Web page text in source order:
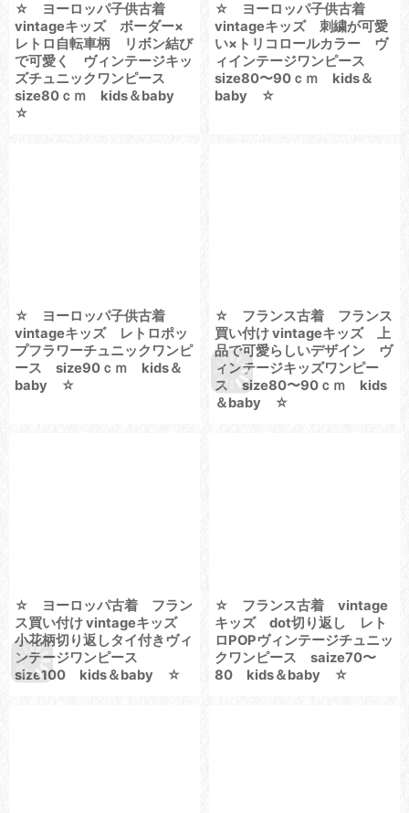
☆ ヨーロッパ子供古着
vintageキッズ ボーダー×
レトロ自転車柄 リボン結び
で可愛く ヴィンテージキッ
ズチュニックワンピース
size80ｃｍ kids＆baby
☆
☆ ヨーロッパ子供古着
vintageキッズ 刺繍が可愛
い×トリコロールカラー ヴ
ィインテージワンピース
size80〜90ｃｍ kids＆
baby ☆
☆ ヨーロッパ子供古着
vintageキッズ レトロポッ
プフラワーチュニックワンピ
ース size90ｃｍ kids＆
baby ☆
☆ フランス古着 フランス
買い付け vintageキッズ 上
品で可愛らしいデザイン ヴ
ィンテージキッズワンピー
ス size80〜90ｃｍ kids
＆baby ☆
☆ ヨーロッパ古着 フラン
ス買い付け vintageキッズ
小花柄切り返しタイ付きヴィ
ンテージワンピース
size100 kids＆baby ☆
☆ フランス古着 vintage
キッズ dot切り返し レト
ロPOPヴィンテージチュニッ
クワンピース saize70〜
80 kids＆baby ☆